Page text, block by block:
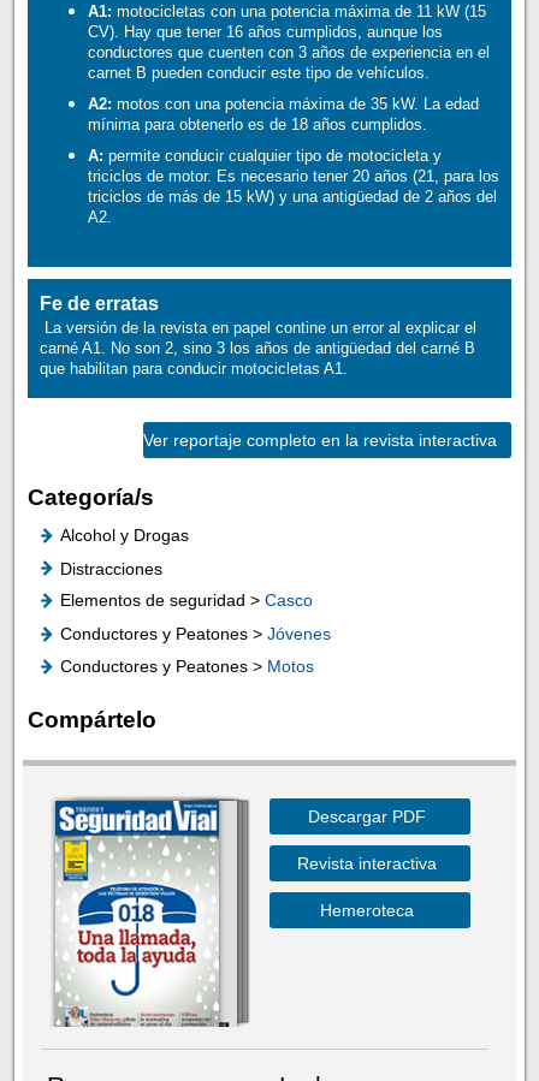
A1: motocicletas con una potencia máxima de 11 kW (15
CV). Hay que tener 16 años cumplidos, aunque los
conductores que cuenten con 3 años de experiencia en el
carnet B pueden conducir este tipo de vehículos.
A2: motos con una potencia máxima de 35 kW. La edad
mínima para obtenerlo es de 18 años cumplidos.
A: permite conducir cualquier tipo de motocicleta y
triciclos de motor. Es necesario tener 20 años (21, para los
triciclos de más de 15 kW) y una antigüedad de 2 años del
A2.
Fe de erratas
La versión de la revista en papel contine un error al explicar el
carné A1. No son 2, sino 3 los años de antigüedad del carné B
que habilitan para conducir motocicletas A1.
Ver reportaje completo en la revista interactiva
Categoría/s
Alcohol y Drogas
Distracciones
Elementos de seguridad > Casco
Conductores y Peatones > Jóvenes
Conductores y Peatones > Motos
Compártelo
Descargar PDF
Revista interactiva
Hemeroteca